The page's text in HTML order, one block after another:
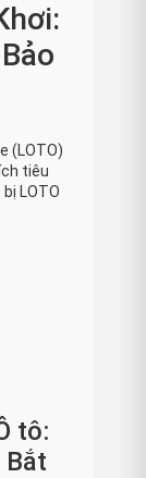
(LOTO)
tiêu
LOTO
tô:
Bắt